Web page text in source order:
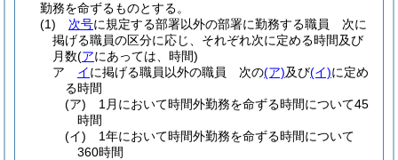
勤務を命ずるものとする。
(1)
次号に規定する部署以外の部署に勤務する職員 次に
掲げる職員の区分に応じ、それぞれ次に定める時間及び
月数(アにあっては、時間)
ア
イに掲げる職員以外の職員 次の(ア)及び(イ)に定め
る時間
(ア)
1月において時間外勤務を命ずる時間について45
時間
(イ)
1年において時間外勤務を命ずる時間について
360時間